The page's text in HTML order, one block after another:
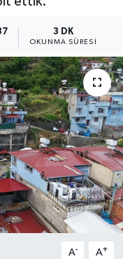
3 DK
OKUNMA SÜRESI
A- A+